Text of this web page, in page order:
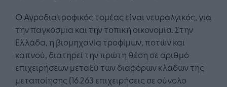
Ο Αγροδιατροφικός τομέας είναι νευραλγικός, για
την παγκόσμια και την τοπική οικονομία. Στην
Ελλάδα, η βιομηχανία τροφίμων, ποτών και
καπνού, διατηρεί την πρώτη θέση σε αριθμό
επιχειρήσεων μεταξύ των διαφόρων κλάδων της
μεταποίησης (16.263 επιχειρήσεις σε σύνολο